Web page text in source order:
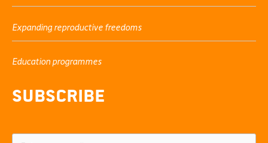
Expanding reproductive freedoms
Education programmes
Subscribe